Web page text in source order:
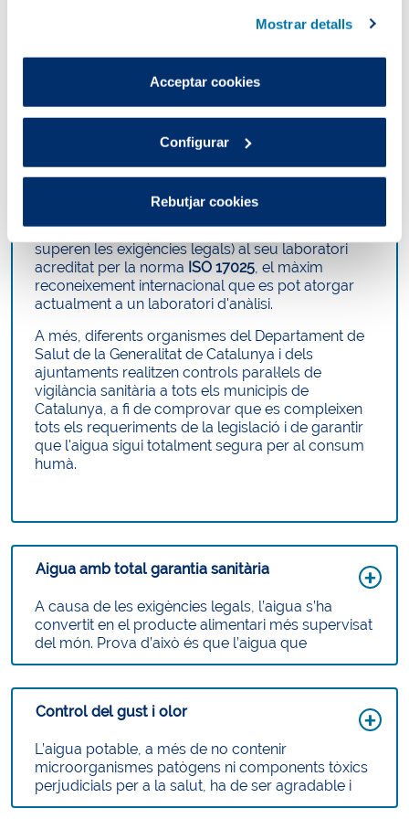
que són indispensables perquè el lloc web funcioni i que,
per tant, no es poden desactivar.
Pots consultar més informació a la nostra
Mostrar detalls
Acceptar cookies
Configurar
Rebutjar cookies
La qualitat de les aigües de consum està
regulada a tots els països de la UE per una
mateixa normativa comunitària, la Directiva (UE)
2020/2184. Aquesta directiva, basada en les
Espanya mitjançant elReial Decret 3/2023.
Aquest decret fixa els paràmetres que cal
controlar. Aigües de Barcelona duu a terme tots
aquests controls (i altres d’addicionals que
superen les exigències legals) al seu laboratori
acreditat per la norma ISO 17025 , el màxim
reconeixement internacional que es pot atorgar
actualment a un laboratori d'anàlisi.
A més, diferents organismes del Departament de
Salut de la Generalitat de Catalunya i dels
ajuntaments realitzen controls paral·lels de
vigilància sanitària a tots els municipis de
Catalunya, a fi de comprovar que es compleixen
tots els requeriments de la legislació i de garantir
que l'aigua sigui totalment segura per al consum
humà.
Aigua amb total garantia sanitària
A causa de les exigències legals, l’aigua s’ha
convertit en el producte alimentari més supervisat
del món. Prova d’això és que l’aigua que
distribuïm té la certificacióISO 22000, que
producte innocu amb total garantia sanitària.
Un element molt important en la protecció de la
salut pública és la desinfecció de l’aigua. En
aquest procés, el clor té un paper clau, ja que
elimina bacteris potencialment perillosos i ens
Control del gust i olor
L’aigua potable, a més de no contenir
microorganismes patògens ni components tòxics
perjudicials per a la salut, ha de ser agradable i
útil per als usos als quals es destina. En el cas de